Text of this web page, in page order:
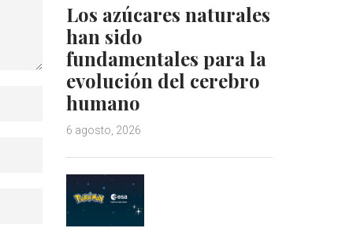
Los azúcares naturales
han sido
fundamentales para la
evolución del cerebro
humano
6 agosto, 2026